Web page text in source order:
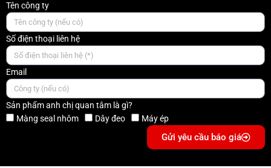
Tên công ty
Số điện thoại liên hệ
Email
Sản phẩm anh chị quan tâm là gì?
Màng seal nhôm
Dây đeo Máy ép
Gửi yêu cầu báo giá